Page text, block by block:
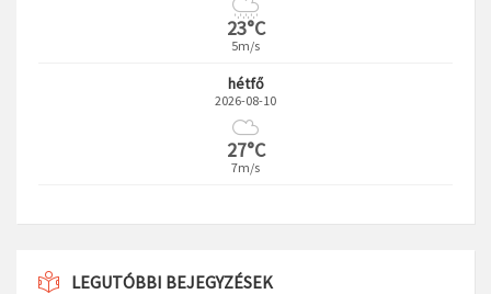
23°C
5m/s
hétfő
2026-08-10
27°C
7m/s
LEGUTÓBBI BEJEGYZÉSEK